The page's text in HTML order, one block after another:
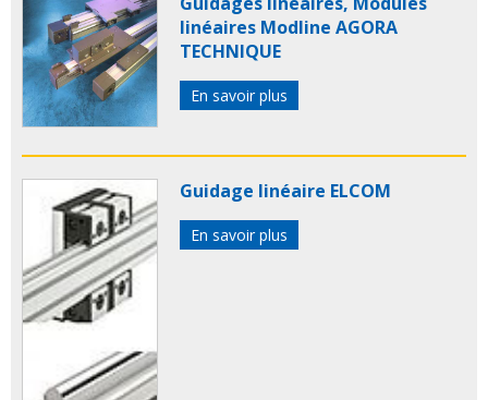
linéaires Modline AGORA
TECHNIQUE
En savoir plus
Guidage linéaire ELCOM
En savoir plus